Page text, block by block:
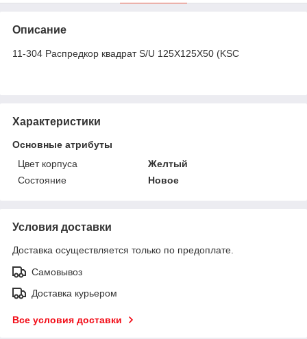
Описание
11-304 Распредкор квадрат S/U 125X125X50 (KSC
Характеристики
Основные атрибуты
Цвет корпуса
Желтый
Состояние
Новое
Условия доставки
Доставка осуществляется только по предоплате.
Самовывоз
Доставка курьером
Все условия доставки